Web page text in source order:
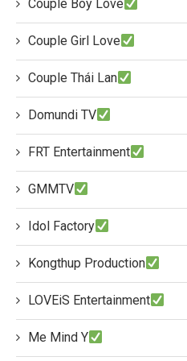
Couple Boy Love
Couple Girl Love
Couple Thái Lan
Domundi TV
FRT Entertainment
GMMTV
Idol Factory
Kongthup Production
LOVEiS Entertainment
Me Mind Y